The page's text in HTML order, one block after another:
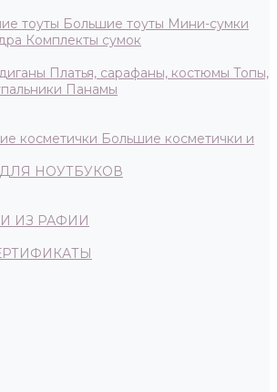
тоуты Большие тоуты Мини-сумки
Комплекты сумок
Платья, сарафаны, костюмы Топы,
Панамы
косметички Большие косметички и
НОУТБУКОВ
ИЗ РАФИИ